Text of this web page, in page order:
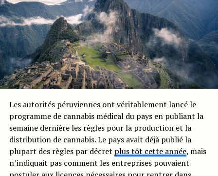
Les autorités péruviennes ont véritablement lancé le
programme de cannabis médical du pays en publiant la
semaine dernière les règles pour la production et la
distribution de cannabis. Le pays avait déjà publié la
plupart des règles par décret plus tôt cette année, mais
n’indiquait pas comment les entreprises pouvaient